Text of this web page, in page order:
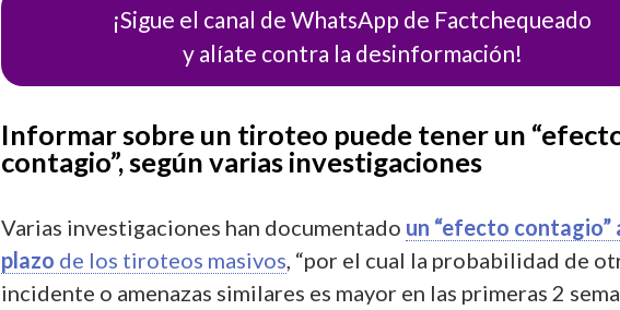
¡Sigue el canal de WhatsApp de Factchequeado
y alíate contra la desinformación!
Informar sobre un tiroteo puede tener un
contagio”, según varias investigaciones
Varias investigaciones han documentado un “efecto contagio”
plazo de los tiroteos masivos , “por el cual la probabilidad de
incidente o amenazas similares es mayor en las primeras 2